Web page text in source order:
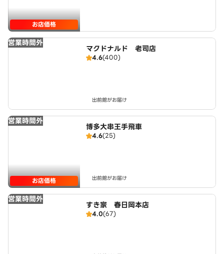
お店価格
営業時間外
マクドナルド 老司店
4.6(400)
出前館がお届け
営業時間外
お店価格
博多大串王手飛車
4.6(25)
出前館がお届け
営業時間外
すき家 春日岡本店
4.0(67)